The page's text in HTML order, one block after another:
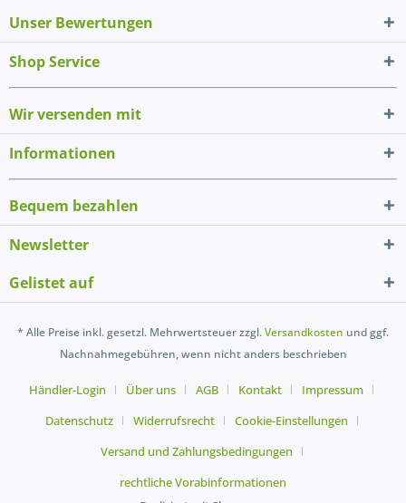
Unser Bewertungen
Shop Service
Wir versenden mit
Informationen
Bequem bezahlen
Newsletter
Gelistet auf
* Alle Preise inkl. gesetzl. Mehrwertsteuer zzgl.Versandkosten und ggf.
Nachnahmegebühren, wenn nicht anders beschrieben
Händler-Login Über uns AGB Kontakt
Impressum
Datenschutz
Widerrufsrecht
Cookie-Einstellungen
Versand und Zahlungsbedingungen
rechtliche Vorabinformationen